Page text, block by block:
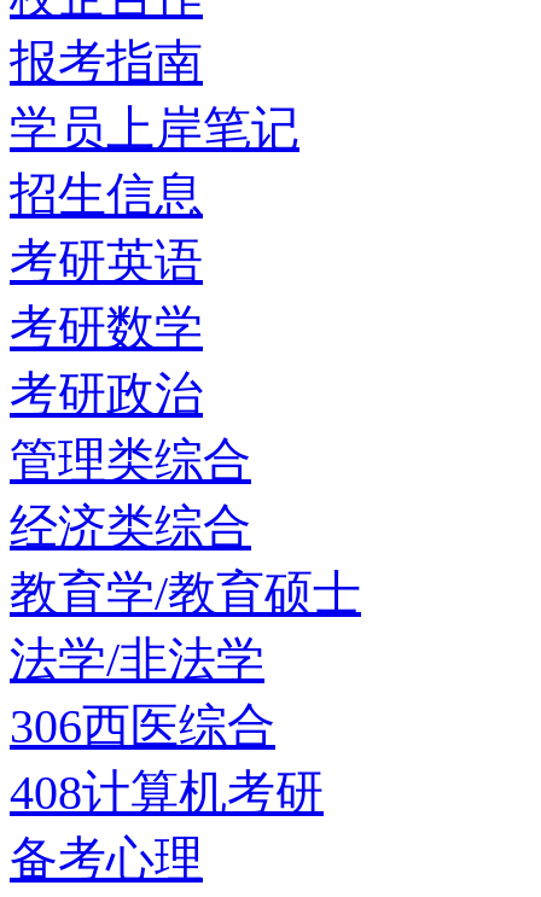
报考指南
学员上岸笔记
招生信息
考研英语
考研数学
考研政治
管理类综合
经济类综合
教育学/教育硕士
法学/非法学
306西医综合
408计算机考研
备考心理